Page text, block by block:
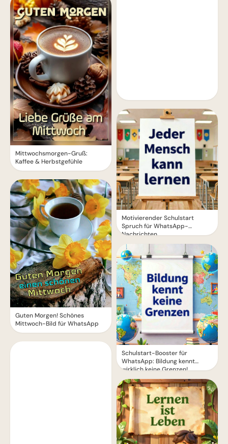
Mittwochsmorgen-Gruß:
Kaffee & Herbstgefühle
Guten Morgen! Schönes
Mittwoch-Bild für WhatsApp
Motivierender Schulstart
Spruch für WhatsApp-
Nachrichten
Schulstart-Booster für
WhatsApp: Bildung kennt
wirklich keine Grenzen!